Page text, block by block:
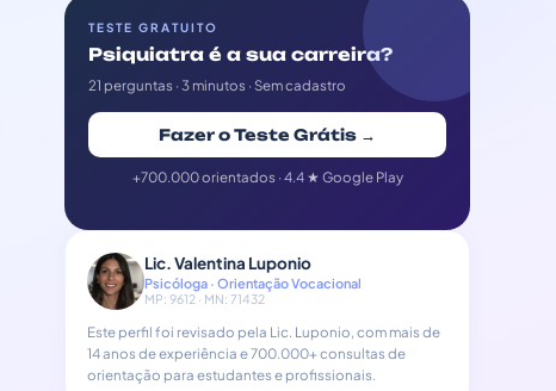
TESTE GRATUITO
Psiquiatra é a sua carreira?
21 perguntas · 3 minutos · Sem cadastro
Fazer o Teste Grátis →
+700.000 orientados · 4.4 ★ Google Play
Lic. Valentina Luponio
Psicóloga · Orientação Vocacional
MP: 9612 · MN: 71432
Este perfil foi revisado pela Lic. Luponio, com mais de
14 anos de experiência e 700.000+ consultas de
orientação para estudantes e profissionais.